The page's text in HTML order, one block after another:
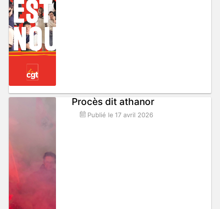
Procès dit athanor
Publié le 17 avril 2026